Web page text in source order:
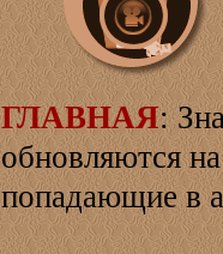
ГЛАВНАЯ:
обновляются
попадающие в